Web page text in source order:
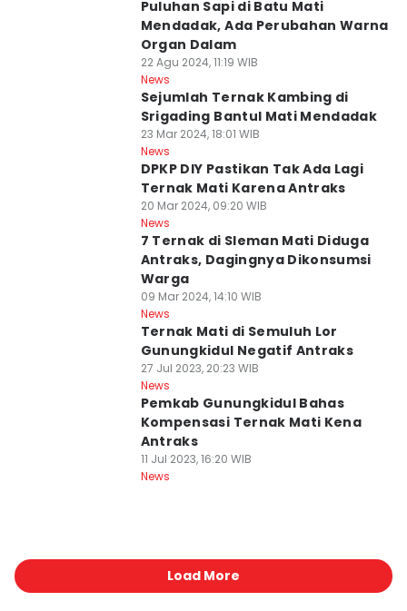
Puluhan Sapi di Batu Mati
Mendadak, Ada Perubahan Warna
Organ Dalam
22 Agu 2024, 11:19 WIB
News
Sejumlah Ternak Kambing di
Srigading Bantul Mati Mendadak
23 Mar 2024, 18:01 WIB
News
DPKP DIY Pastikan Tak Ada Lagi
Ternak Mati Karena Antraks
20 Mar 2024, 09:20 WIB
News
7 Ternak di Sleman Mati Diduga
Antraks, Dagingnya Dikonsumsi
Warga
09 Mar 2024, 14:10 WIB
News
Ternak Mati di Semuluh Lor
Gunungkidul Negatif Antraks
27 Jul 2023, 20:23 WIB
News
Pemkab Gunungkidul Bahas
Kompensasi Ternak Mati Kena
Antraks
11 Jul 2023, 16:20 WIB
News
Load More